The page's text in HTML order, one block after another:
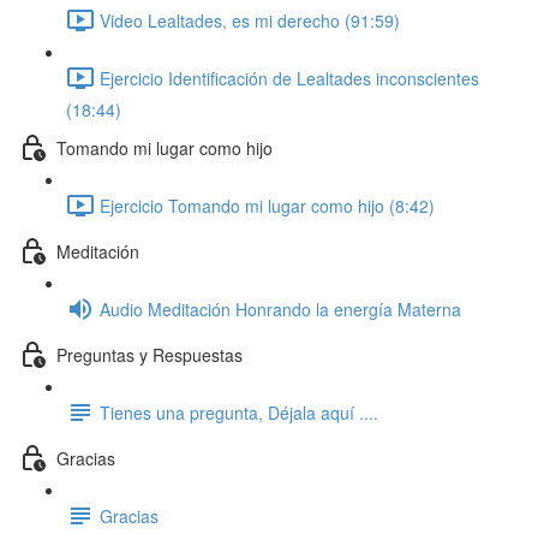
Video Lealtades, es mi derecho (91:59)
Ejercicio Identificación de Lealtades inconscientes
(18:44)
Tomando mi lugar como hijo
Ejercicio Tomando mi lugar como hijo (8:42)
Meditación
Audio Meditación Honrando la energía Materna
Preguntas y Respuestas
Tienes una pregunta, Déjala aquí ....
Gracias
Gracias